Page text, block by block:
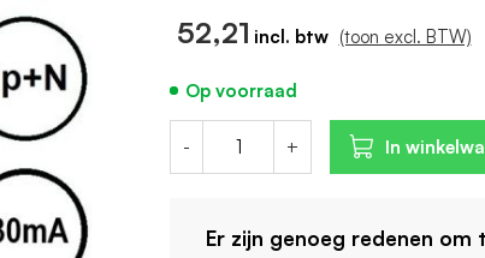
52,21 (toon excl. BTW)
- + In
Er zijn genoeg redenen
Op voorraad